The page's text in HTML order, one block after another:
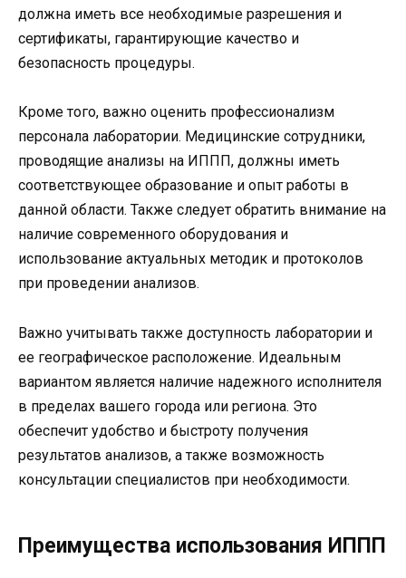
должна иметь все необходимые разрешения и
сертификаты, гарантирующие качество и
безопасность процедуры.
Кроме того, важно оценить профессионализм
персонала лаборатории. Медицинские сотрудники,
проводящие анализы на ИППП, должны иметь
соответствующее образование и опыт работы в
данной области. Также следует обратить внимание на
наличие современного оборудования и
использование актуальных методик и протоколов
при проведении анализов.
Важно учитывать также доступность лаборатории и
ее географическое расположение. Идеальным
вариантом является наличие надежного исполнителя
в пределах вашего города или региона. Это
обеспечит удобство и быстроту получения
результатов анализов, а также возможность
консультации специалистов при необходимости.
Преимущества использования ИППП